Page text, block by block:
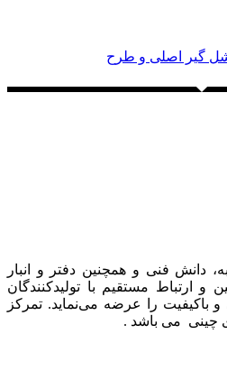
گیر اصلی و طرح
دانش فنی و همچنین دفتر و انبار
ارتباط مستقیم با تولیدکنندگان
باکیفیت را عرضه می‌نماید. تمرکز
چینی می باشد .